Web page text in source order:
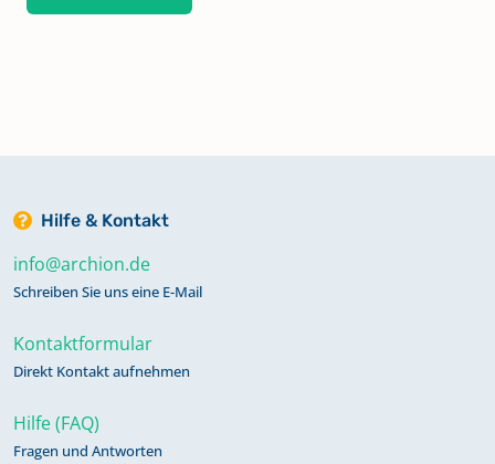
Hilfe & Kontakt
info@archion.de
Schreiben Sie uns eine E-Mail
Kontaktformular
Direkt Kontakt aufnehmen
Hilfe (FAQ)
Fragen und Antworten